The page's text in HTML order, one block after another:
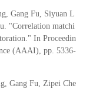
Gang Fu, Siyuan L
"Correlation matchi
In Proceedin
(AAAI), pp. 5336-
Gang Fu, Zipei Che